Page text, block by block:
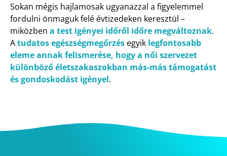
Sokan mégis hajlamosak ugyanazzal a figyelemmel
fordulni önmaguk felé évtizedeken keresztül –
miközben a test igényei időről időre megváltoznak.
Atudatos egészségmegőrzés egyik legfontosabb
elemeannak felismerése, hogy a női szervezet
különböző életszakaszokban más-más támogatást
és gondoskodást igényel.